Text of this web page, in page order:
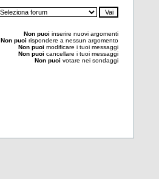
Non puoi inserire nuovi argomenti
Non puoi rispondere a nessun argomento
Non puoi modificare i tuoi messaggi
Non puoi cancellare i tuoi messaggi
Non puoi votare nei sondaggi